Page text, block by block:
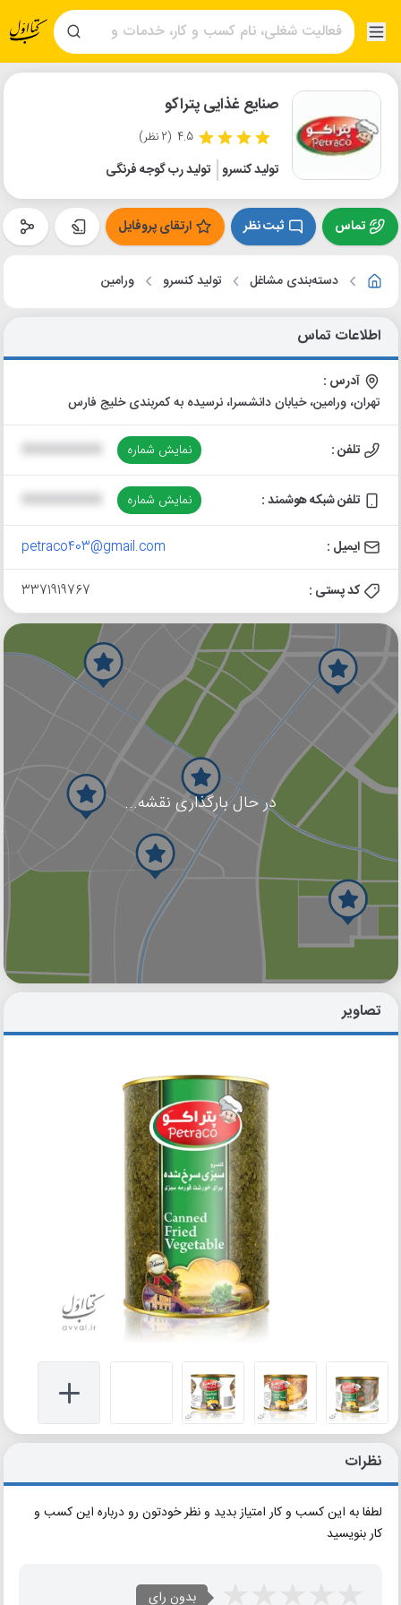
صنایع غذایی پتراکو
4.5 (2 نظر)
تولید کنسرو تولید رب گوجه فرنگی
تماس ثبت نظر ارتقای پروفایل
دسته‌بندی مشاغل تولید کنسرو ورامین
اطلاعات تماس
آدرس :
تهران، ورامین، خیابان دانشسرا، نرسیده به کمربندی خلیج فارس
تلفن : نمایش شماره
تلفن شبکه هوشمند : نمایش شماره
ایمیل : petraco403@gmail.com
کد پستی : 3371919767
در حال بارگذاری نقشه...
گوگل
تصاویر
نظرات
لطفا به این کسب و کار امتیاز بدید و نظر خودتون رو درباره این کسب و
کار بنویسید
بدون رای